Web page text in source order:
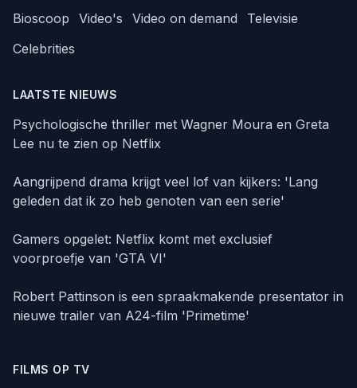
Bioscoop
Video's Video on demand
Televisie
Celebrities
LAATSTE NIEUWS
Psychologische thriller met Wagner Moura en Greta
Lee nu te zien op Netflix
Aangrijpend drama krijgt veel lof van kijkers: 'Lang
geleden dat ik zo heb genoten van een serie'
Gamers opgelet: Netflix komt met exclusief
voorproefje van 'GTA VI'
Robert Pattinson is een spraakmakende presentator in
nieuwe trailer van A24-film 'Primetime'
FILMS OP TV